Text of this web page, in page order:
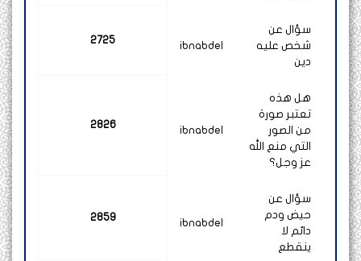
سؤال عن
شخص عليه
دين
ibnabdel
2725
هل هذه
تعتبر صورة
من الصور
التي منع الله
عز وجل؟
ibnabdel
2826
سؤال عن
حيض ودم
دائم لا
ينقطع
ibnabdel
2859